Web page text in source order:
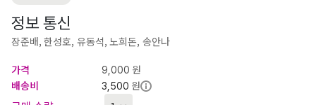
정보 통신
장준배, 한성호, 유동석, 노희돈, 송안나
가격
9,000 원
배송비
3,500 원